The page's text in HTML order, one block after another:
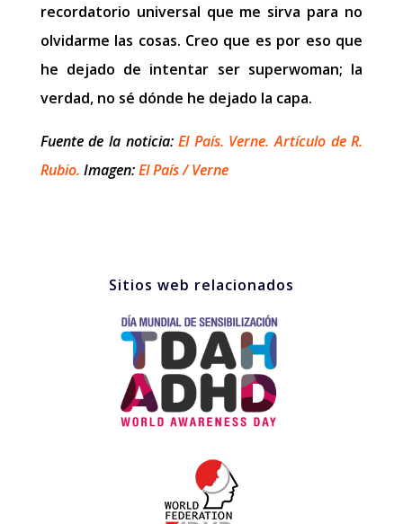
recordatorio universal que me sirva para no
olvidarme las cosas. Creo que es por eso que
he dejado de intentar ser superwoman; la
verdad, no sé dónde he dejado la capa.
Fuente de la noticia:El País. Verne. Artículo de R.
Rubio. Imagen:El País / Verne
Sitios web relacionados